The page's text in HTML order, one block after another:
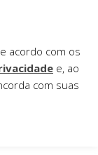
acordo com os
e, ao
com suas